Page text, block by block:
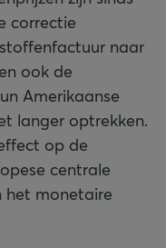
correctie
naar
ook de
Amerikaanse
langer optrekken.
op de
centrale
het monetaire